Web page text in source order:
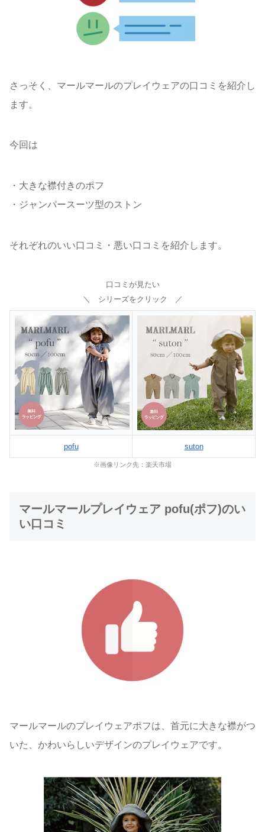
さっそく、マールマールのプレイウェアの口コミを紹介し
ます。
今回は
・大きな襟付きのポフ
・ジャンパースーツ型のストン
それぞれのいい口コミ・悪い口コミを紹介します。
口コミが見たい
＼ シリーズをクリック ／
pofu suton
※画像リンク先：楽天市場
マールマールプレイウェア pofu(ポフ)のい
い口コミ
マールマールのプレイウェアポフは、首元に大きな襟がつ
いた、かわいらしいデザインのプレイウェアです。